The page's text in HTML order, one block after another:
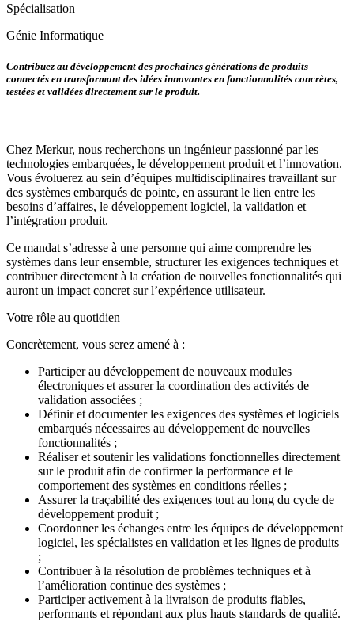
Spécialisation
Génie Informatique
Contribuez au développement des prochaines générations de produits
connectés en transformant des idées innovantes en fonctionnalités concrètes,
testées et validées directement sur le produit.
Chez Merkur, nous recherchons un ingénieur passionné par les
technologies embarquées, le développement produit et l’innovation.
Vous évoluerez au sein d’équipes multidisciplinaires travaillant sur
des systèmes embarqués de pointe, en assurant le lien entre les
besoins d’affaires, le développement logiciel, la validation et
l’intégration produit.
Ce mandat s’adresse à une personne qui aime comprendre les
systèmes dans leur ensemble, structurer les exigences techniques et
contribuer directement à la création de nouvelles fonctionnalités qui
auront un impact concret sur l’expérience utilisateur.
Votre rôle au quotidien
Concrètement, vous serez amené à :
Participer au développement de nouveaux modules
électroniques et assurer la coordination des activités de
validation associées ;
Définir et documenter les exigences des systèmes et logiciels
embarqués nécessaires au développement de nouvelles
fonctionnalités ;
Réaliser et soutenir les validations fonctionnelles directement
sur le produit afin de confirmer la performance et le
comportement des systèmes en conditions réelles ;
Assurer la traçabilité des exigences tout au long du cycle de
développement produit ;
Coordonner les échanges entre les équipes de développement
logiciel, les spécialistes en validation et les lignes de produits
;
Contribuer à la résolution de problèmes techniques et à
l’amélioration continue des systèmes ;
Participer activement à la livraison de produits fiables,
performants et répondant aux plus hauts standards de qualité.